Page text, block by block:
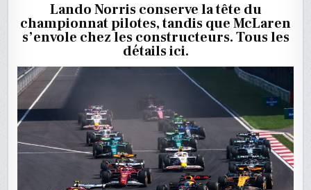
APRÈS
LE
Lando Norris conserve la tête du
championnat pilotes, tandis que McLaren
s’envole chez les constructeurs. Tous les
détails ici.